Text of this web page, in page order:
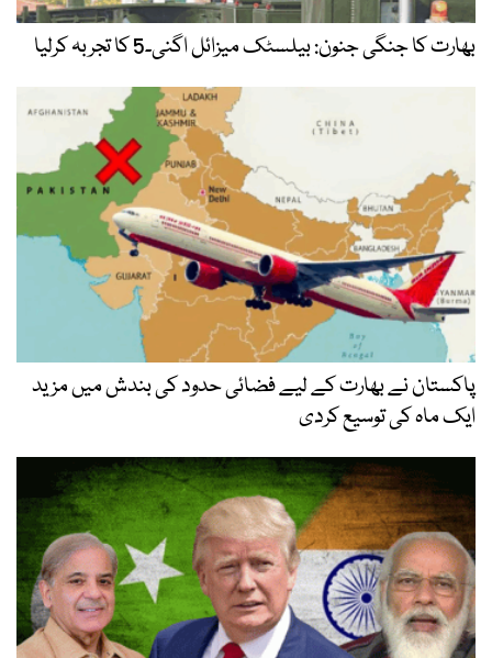
بھارت کا جنگی جنون: بیلسٹک میزائل اگنی۔5 کا تجربہ کرلیا
پاکستان نے بھارت کے لیے فضائی حدود کی بندش میں مزید
ایک ماہ کی توسیع کردی